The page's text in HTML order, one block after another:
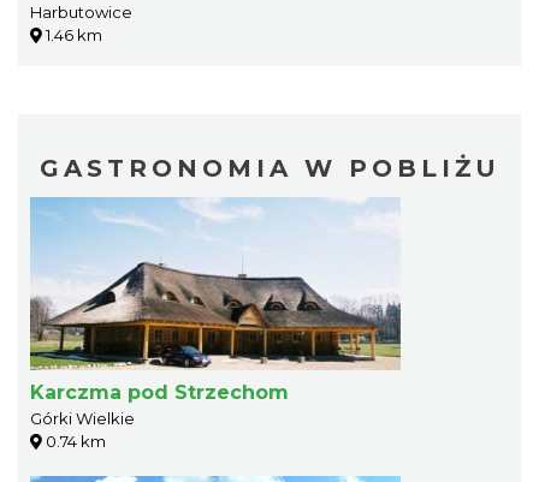
Harbutowice
1.46 km
GASTRONOMIA W POBLIŻU
Karczma pod Strzechom
Górki Wielkie
0.74 km